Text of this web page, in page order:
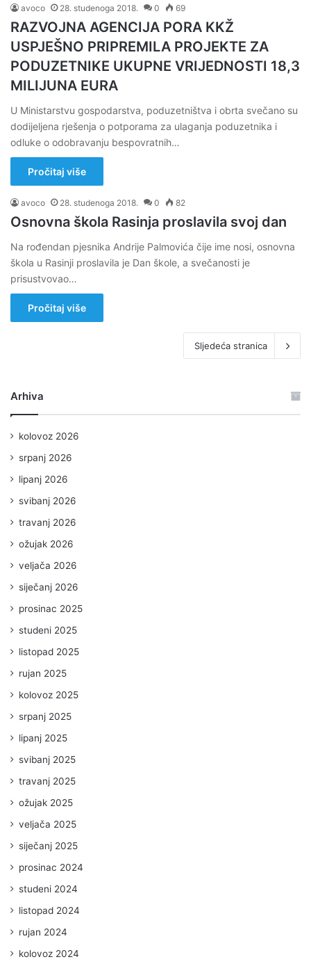
avoco 28. studenoga 2018. 0 69
RAZVOJNA AGENCIJA PORA KKŽ
USPJEŠNO PRIPREMILA PROJEKTE ZA
PODUZETNIKE UKUPNE VRIJEDNOSTI 18,3
MILIJUNA EURA
U Ministarstvu gospodarstva, poduzetništva i obrta svečano su
dodijeljena rješenja o potporama za ulaganja poduzetnika i
odluke o odobravanju bespovratnih…
Pročitaj više
avoco 28. studenoga 2018. 0 82
Osnovna škola Rasinja proslavila svoj dan
Na rođendan pjesnika Andrije Palmovića čije ime nosi, osnovna
škola u Rasinji proslavila je Dan škole, a svečanosti je
prisustvovao…
Pročitaj više
Sljedeća stranica
Arhiva
kolovoz 2026
srpanj 2026
lipanj 2026
svibanj 2026
travanj 2026
ožujak 2026
veljača 2026
siječanj 2026
prosinac 2025
studeni 2025
listopad 2025
rujan 2025
kolovoz 2025
srpanj 2025
lipanj 2025
svibanj 2025
travanj 2025
ožujak 2025
veljača 2025
siječanj 2025
prosinac 2024
studeni 2024
listopad 2024
rujan 2024
kolovoz 2024